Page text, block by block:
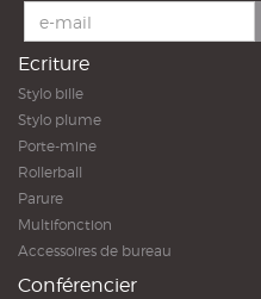
Ecriture
Stylo bille
Stylo plume
Porte-mine
Rollerball
Parure
Multifonction
Accessoires de bureau
Conférencier